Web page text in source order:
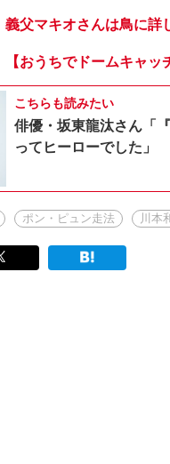
こちらも読みたい
俳優・坂東龍汰さん「
ってヒーローでした」
ポン・ピュン走法 川本